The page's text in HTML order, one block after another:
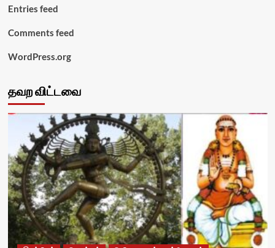
Entries feed
Comments feed
WordPress.org
தவற விட்டவை